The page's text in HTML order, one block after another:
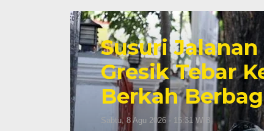
Polres
Liter Air
Sabtu, 8 Agu 2026 - 15:30 WIB